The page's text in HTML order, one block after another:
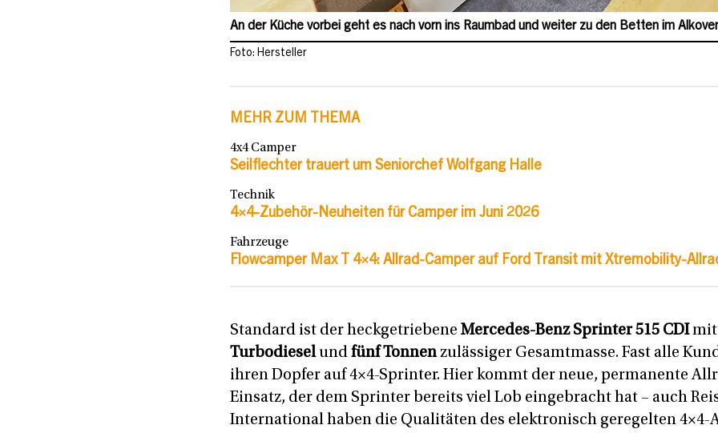
An der Küche vorbei geht es nach vorn ins Raumbad und weiter zu den Betten im
Foto: Hersteller
MEHR ZUM THEMA
4x4 Camper
Seilflechter trauert um Seniorchef Wolfgang Halle
Technik
4×4-Zubehör-Neuheiten für Camper im Juni 2026
Fahrzeuge
Flowcamper Max T 4×4: Allrad-Camper auf Ford Transit mit Xtremobility-
Standard ist der heckgetriebene Mercedes-Benz Sprinter 515 CDI
Turbodieselund fünf Tonnenzulässiger Gesamtmasse. Fast alle
ihren Dopfer auf 4×4-Sprinter. Hier kommt der neue, permanente
Einsatz, der dem Sprinter bereits viel Lob eingebracht hat – auch
International haben die Qualitäten des elektronisch geregelten 4×4-